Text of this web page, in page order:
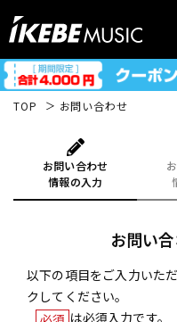
TOP お問い合わせ
お問い合わせ
情報の入力
お問い
以下の項目をご入力いた
クしてください。
は必須入力です。